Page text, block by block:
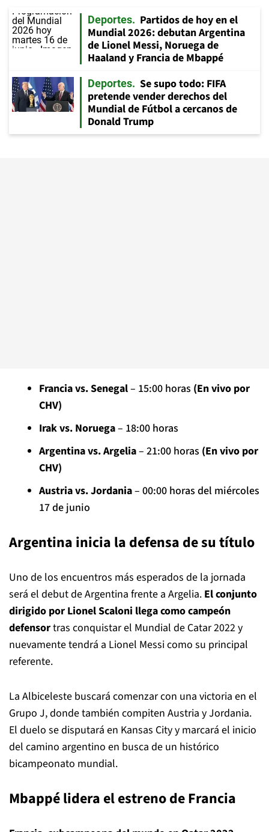
Deportes
Partidos de hoy en el
Mundial 2026: debutan Argentina
de Lionel Messi, Noruega de
Haaland y Francia de Mbappé
Deportes
Se supo todo: FIFA
pretende vender derechos del
Mundial de Fútbol a cercanos de
Donald Trump
Francia vs. Senegal– 15:00 horas (En vivo por
CHV)
Irak vs. Noruega– 18:00 horas
Argentina vs. Argelia– 21:00 horas (En vivo por
CHV)
Austria vs. Jordania– 00:00 horas del miércoles
17 de junio
Argentina inicia la defensa de su título
Uno de los encuentros más esperados de la jornada
será el debut de Argentina frente a Argelia. El conjunto
dirigido por Lionel Scaloni llega como campeón
defensortras conquistar el Mundial de Catar 2022 y
nuevamente tendrá a Lionel Messi como su principal
referente.
La Albiceleste buscará comenzar con una victoria en el
Grupo J, donde también compiten Austria y Jordania.
El duelo se disputará en Kansas City y marcará el inicio
del camino argentino en busca de un histórico
bicampeonato mundial.
Mbappé lidera el estreno de Francia